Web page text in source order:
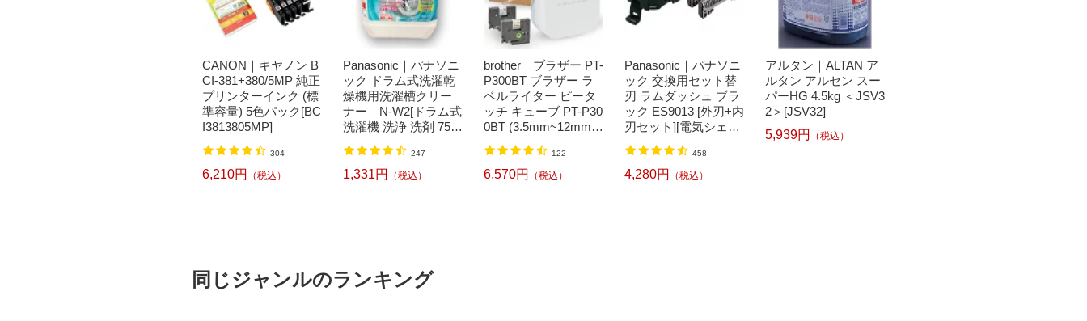
CANON｜キヤノン B
CI-381+380/5MP 純正
プリンターインク (標
準容量) 5色パック[BC
I3813805MP]
304
6,210円 （税込）
Panasonic｜パナソニ
ック ドラム式洗濯乾
燥機用洗濯槽クリー
ナー N-W2[ドラム式
洗濯機 洗浄 洗剤 750
ml NW2]【rb_pcp】
247
1,331円 （税込）
brother｜ブラザー PT-
P300BT ブラザー ラ
ベルライター ピータ
ッチ キューブ PT-P30
0BT (3.5mm~12mm
幅/TZeテープ) P-TOU
CH CUBE（ピータッ
チキューブ）[PTP300
122
6,570円 （税込）
Panasonic｜パナソニ
ック 交換用セット替
刃 ラムダッシュ ブラ
ック ES9013 [外刃+内
刃セット][電気シェー
バー 替刃 交換 ラムダ
ッシュ ES9013]
458
4,280円 （税込）
アルタン｜ALTAN ア
ルタン アルセン スー
パーHG 4.5kg ＜JSV3
2＞[JSV32]
5,939円
（税込）
同じジャンルのランキング